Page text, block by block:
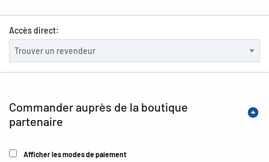
Accès direct:
Commander auprès de la boutique
partenaire
Afficher les modes de paiement